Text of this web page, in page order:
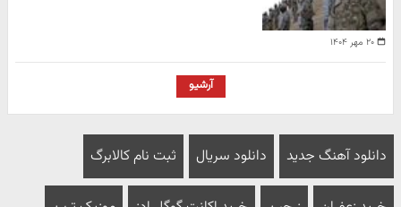
۲۰ مهر ۱۴۰۴
آرشیو
دانلود آهنگ جدید دانلود سریال ثبت نام کالابرگ